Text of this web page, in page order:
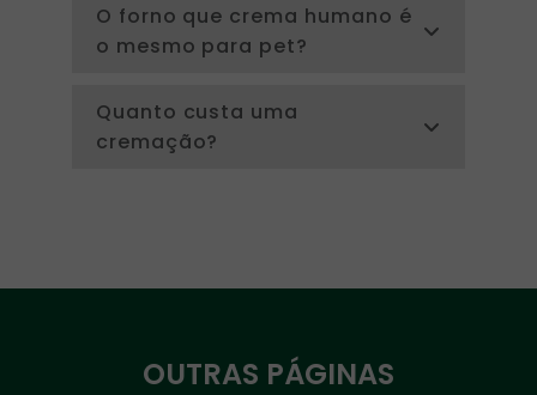
O forno que crema humano é
o mesmo para pet?
Quanto custa uma
cremação?
OUTRAS PÁGINAS